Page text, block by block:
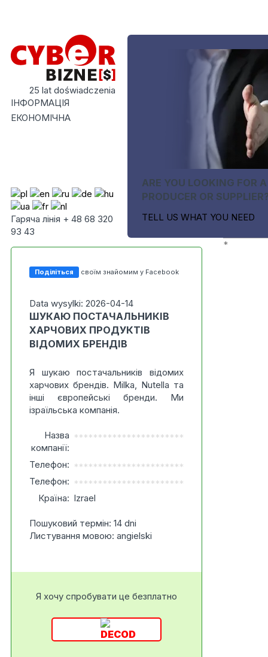
25 lat doświadczenia
ІНФОРМАЦІЯ
ЕКОНОМІЧНА
Гаряча лінія + 48 68 320
93 43
ARE YOU LOOKING FOR A
PRODUCER OR
TELL US WHAT YOU NEED
Поділіться своїм знайомим у Facebook
Data wysylki: 2026-04-14
ШУКАЮ ПОСТАЧАЛЬНИКІВ
ХАРЧОВИХ ПРОДУКТІВ
ВІДОМИХ БРЕНДІВ
Я шукаю постачальників відомих
харчових брендів. Milka, Nutella та
інші європейські бренди. Ми
ізраїльська компанія.
Назва
компанії:
***********************
Телефон: ***********************
Телефон: ***********************
Країна: Izrael
Пошуковий термін: 14 dni
Листування мовою: angielski
Я хочу спробувати це безплатно
*